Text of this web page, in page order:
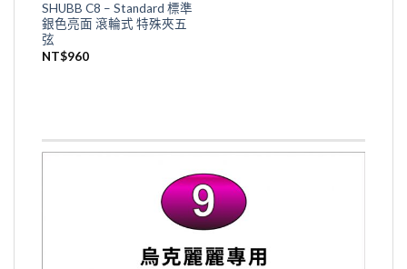
SHUBB C8 – Standard 標準
銀色亮面 滾輪式 特殊夾五
弦
NT$960